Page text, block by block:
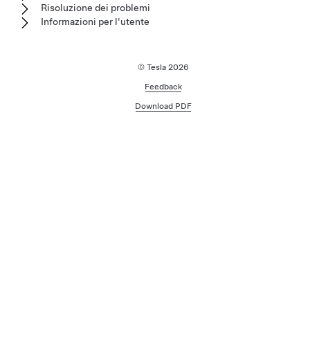
Risoluzione dei problemi
Informazioni per l'utente
© Tesla 2026
Feedback
Download PDF